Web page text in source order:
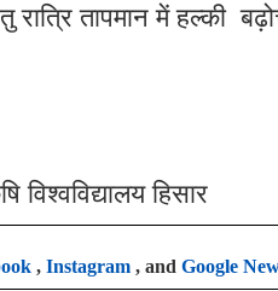
रात्रि तापमान में हल्की
विश्वविद्यालय हिसार
, Instagram , and Google